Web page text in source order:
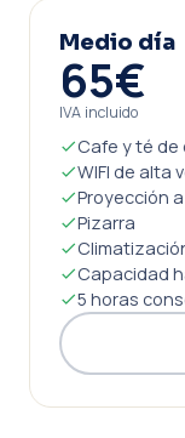
Medio día
65€
IVA incluido
Cafe y té
WIFI de alta
Proyección
Pizarra
Capacidad
5 horas